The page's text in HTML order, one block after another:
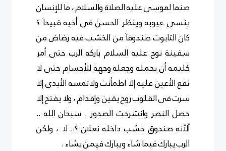
صنما لموسى عليه الصلاة والسلام ، ما للإنسان
ينسى عيوبه وينظر الحسن فى أخيه قبيحاَ ؟
كان التابوت صندوقاَ من الخشب فيه رضاض من
سفينة نوح عليه السلام باركه الرب حتى أمر
كليمه أن يحمله وجعله وجهة للأجسام حتى لا
تقع الأعين عليه إلا اطمأنت ولاتمسه الأيدى إلا
سرت فى القلوب روح يقين وإقدام ، ولا يفتح إلا
حصل النصر وانشرحت الصدور . سبحان الله ..
ألأنه صندوق خشب داخله نعلان ؟.. لا ، ولكن
الرب يبارك فيما شاء ويبارك فيمن يشاء .